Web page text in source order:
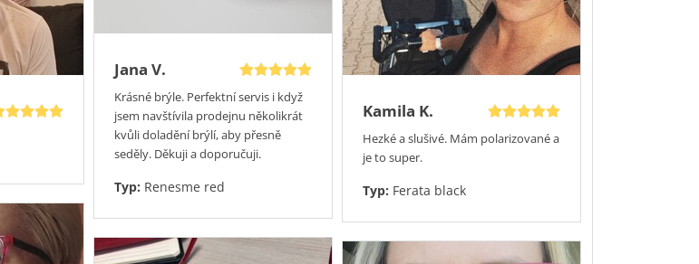
Jana V.
Krásné brýle. Perfektní servis i když
jsem navštívila prodejnu několikrát
kvůli doladění brýlí, aby přesně
seděly. Děkuji a doporučuji.
Typ: Renesme red
Kamila K.
Hezké a slušivé. Mám polarizované a
je to super.
Typ: Ferata black